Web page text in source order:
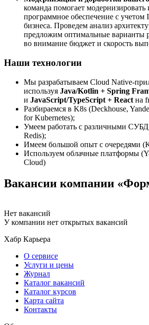
команда помогает модернизировать
программное обеспечение с
бизнеса. Проведем анализ
предложим оптимальные варианты
во внимание бюджет и скорость
Наши технологии
Мы разрабатываем Cloud Native-
используя Java/Kotlin + Spring
и JavaScript/TypeScript + React на
Разбираемся в K8s (Deckhouse,
for Kubernetes);
Умеем работать с различными
Redis);
Имеем большой опыт с очередями
Используем облачные платформы
Cloud)
Вакансии компании
Нет вакансий
У компании нет открытых вакансий
Хабр Карьера
О сервисе
Услуги и цены
Журнал
Каталог вакансий
Каталог курсов
Карта сайта
Контакты